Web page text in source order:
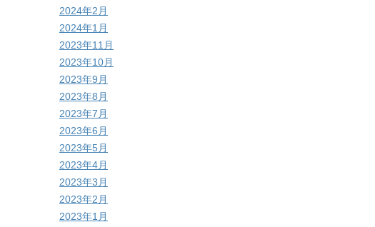
2024年2月
2024年1月
2023年11月
2023年10月
2023年9月
2023年8月
2023年7月
2023年6月
2023年5月
2023年4月
2023年3月
2023年2月
2023年1月